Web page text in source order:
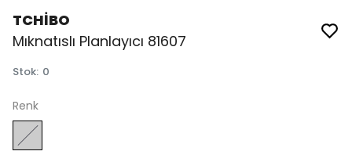
TCHİBO
Mıknatıslı Planlayıcı 81607
Stok: 0
Renk